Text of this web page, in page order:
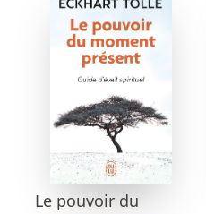
Le pouvoir du